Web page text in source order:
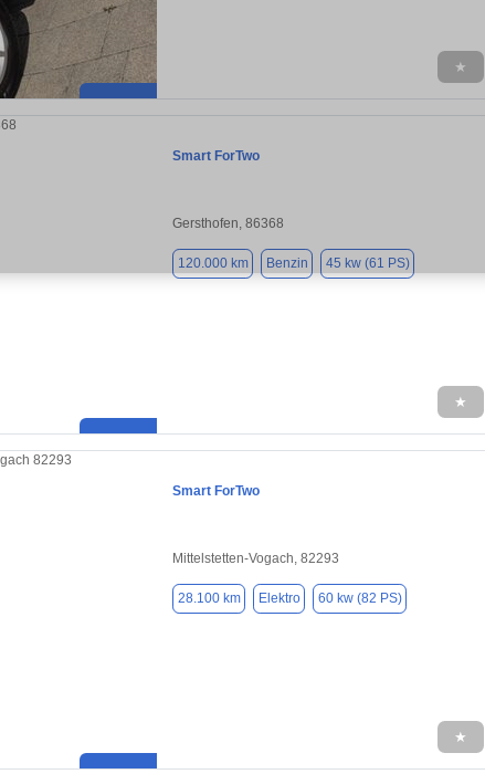
★
Smart ForTwo
Gersthofen, 86368
120.000 km Benzin 45 kw (61 PS)
★
Smart ForTwo
Mittelstetten-Vogach, 82293
28.100 km Elektro 60 kw (82 PS)
★